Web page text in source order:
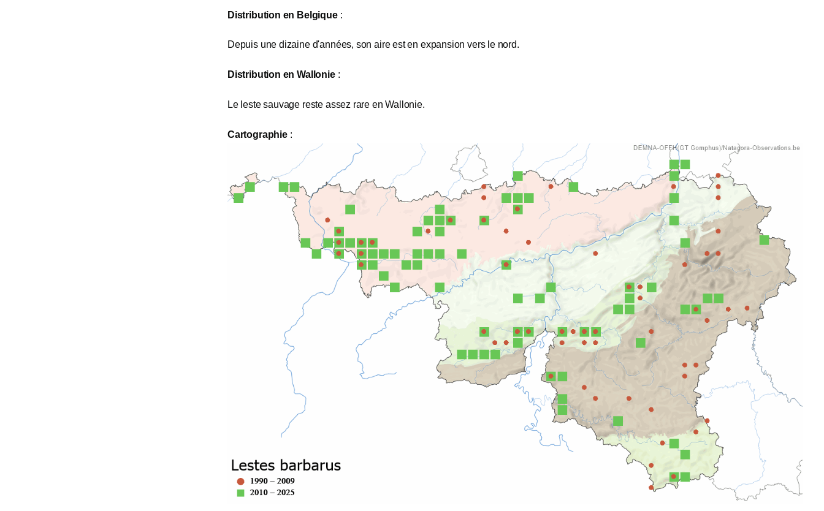
Distribution en Belgique:
Depuis une dizaine d'années, son aire est en expansion vers le nord.
Distribution en Wallonie:
Le leste sauvage reste assez rare en Wallonie.
Cartographie: